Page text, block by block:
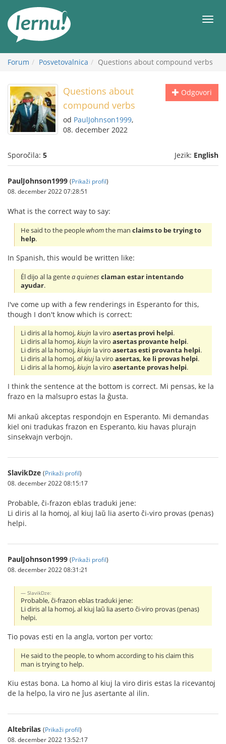
vsebini
Meni
Forum Posvetovalnica Questions about compound verbs
Odgovori
Questions about
compound verbs
od PaulJohnson1999,
08. december 2022
Sporočila: 5 Jezik: English
PaulJohnson1999 (Prikaži profil)
08. december 2022 07:28:51
What is the correct way to say:
He said to the peoplewhomthe manclaims to be trying to
help.
In Spanish, this would be written like:
Él dijo al la gentea quienesclaman estar intentando
ayudar.
I've come up with a few renderings in Esperanto for this,
though I don't know which is correct:
Li diris al la homoj,kiujn la viroasertas provi helpi.
Li diris al la homoj,kiujn la viroasertas provante helpi.
Li diris al la homoj,kiujn la viroasertas esti provanta helpi.
Li diris al la homoj,al kiujla viroasertas, ke li provas helpi.
Li diris al la homoj,kiujn la viroasertante provas helpi.
I think the sentence at the bottom is correct. Mi pensas, ke la
frazo en la malsupro estas la ĝusta.
Mi ankaŭ akceptas respondojn en Esperanto. Mi demandas
kiel oni tradukas frazon en Esperanto, kiu havas plurajn
sinsekvajn verbojn.
SlavikDze (Prikaži profil)
08. december 2022 08:15:17
Probable, ĉi-frazon eblas traduki jene:
Li diris al la homoj, al kiuj laŭ lia aserto ĉi-viro provas (penas)
helpi.
PaulJohnson1999 (Prikaži profil)
08. december 2022 08:31:21
SlavikDze:
Probable, ĉi-frazon eblas traduki jene:
Li diris al la homoj, al kiuj laŭ lia aserto ĉi-viro provas (penas)
helpi.
Tio povas esti en la angla, vorton per vorto:
He said to the people, to whom according to his claim this
man is trying to help.
Kiu estas bona. La homo al kiuj la viro diris estas la ricevantoj
de la helpo, la viro ne ĵus asertante al ilin.
Altebrilas (Prikaži profil)
08. december 2022 13:52:17